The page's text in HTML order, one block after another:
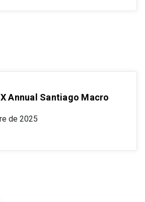
Annual Santiago Macro
de 2025